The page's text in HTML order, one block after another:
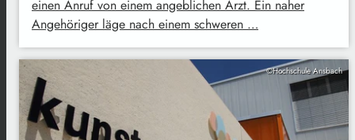
einen Anruf von einem angeblichen Arzt. Ein naher
Angehöriger läge nach einem schweren …
©Hochschule Ansbach